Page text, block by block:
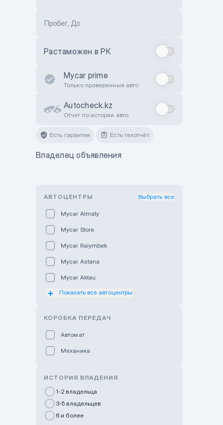
Пробег, До
Растаможен в РК
Mycar prime
Только проверенные авто
Autocheck.kz
Отчет по истории авто
Есть гарантия Есть техотчёт
Владелец объявления
АВТОЦЕНТРЫ Выбрать все
Mycar Almaty
Mycar Store
Mycar Raiymbek
Mycar Astana
Mycar Aktau
Mycar Uralsk
GWM Nurly Zhol
Chery Astana
Показать все автоцентры
КОРОБКА ПЕРЕДАЧ
Автомат
Механика
ИСТОРИЯ ВЛАДЕНИЯ
1-2 владельца
3-5 владельцев
6 и более